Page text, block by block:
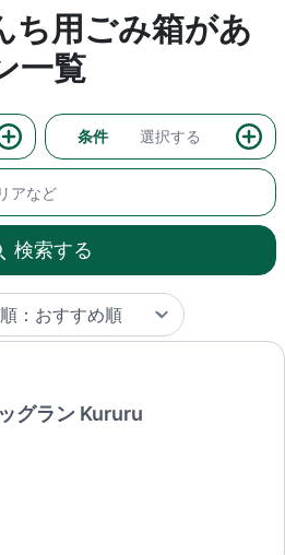
ち用ごみ箱があ
一覧
条件 選択する
検索する
グラン Kururu